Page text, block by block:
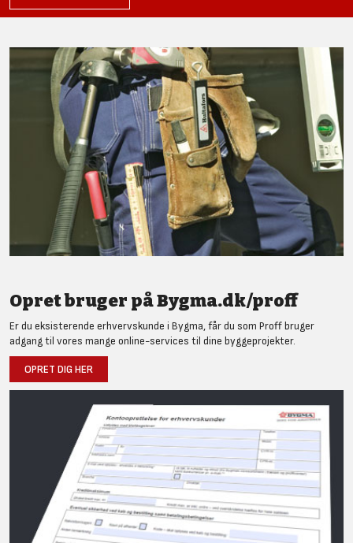
Opret bruger på Bygma.dk/proff
Er du eksisterende erhvervskunde i Bygma, får du som Proff bruger
adgang til vores mange online-services til dine byggeprojekter.
OPRET DIG HER